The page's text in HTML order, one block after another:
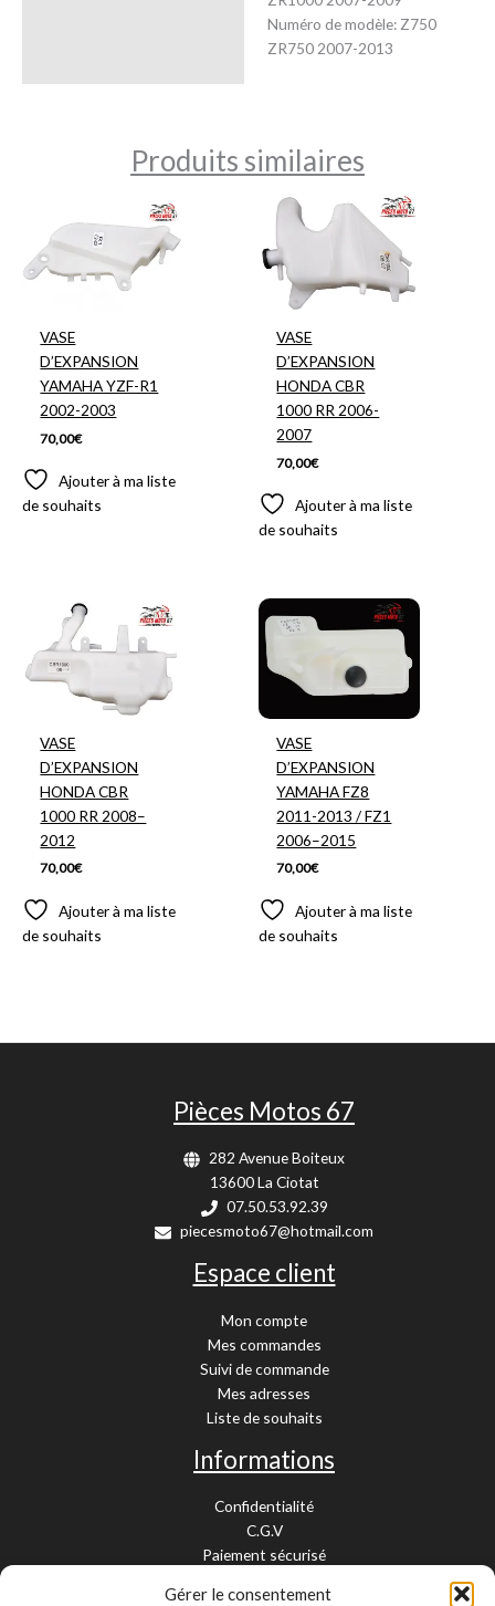
Gérer le consentement
Numéro de modèle: Z750
ZR750 2007-2013
Produits similaires
VASE
D’EXPANSION
YAMAHA YZF-R1
2002-2003
70,00€
Ajouter à ma liste
de souhaits
VASE
D’EXPANSION
HONDA CBR
1000 RR 2006-
2007
70,00€
Ajouter à ma liste
de souhaits
VASE
D’EXPANSION
HONDA CBR
1000 RR 2008–
2012
70,00€
Ajouter à ma liste
de souhaits
VASE
D’EXPANSION
YAMAHA FZ8
2011-2013 / FZ1
2006–2015
70,00€
Ajouter à ma liste
de souhaits
Pièces Motos 67
282 Avenue Boiteux
13600 La Ciotat
07.50.53.92.39
piecesmoto67@hotmail.com
Espace client
Mon compte
Mes commandes
Suivi de commande
Mes adresses
Liste de souhaits
Informations
Confidentialité
C.G.V
Paiement sécurisé